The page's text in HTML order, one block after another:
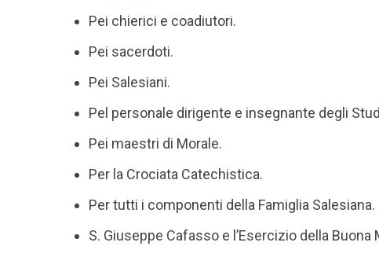
Pei chierici e coadiutori.
Pei sacerdoti.
Pei Salesiani.
Pel personale dirigente e insegnante degli
Pei maestri di Morale.
Per la Crociata Catechistica.
Per tutti i componenti della Famiglia Salesiana.
S. Giuseppe Cafasso e l’Esercizio della Buona